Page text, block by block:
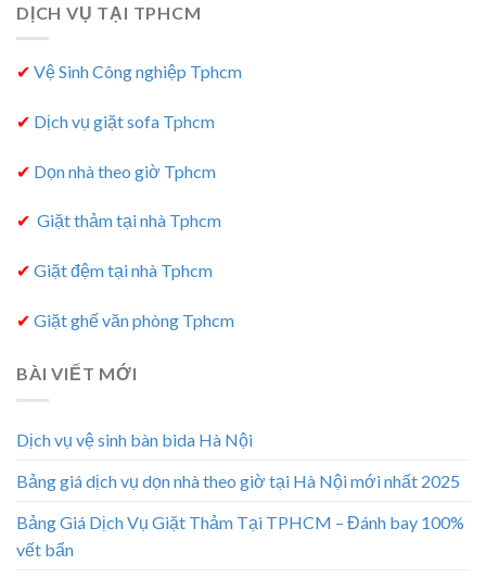
DỊCH VỤ TẠI TPHCM
✔ Vệ Sinh Công nghiệp Tphcm
✔ Dịch vụ giặt sofa Tphcm
✔ Dọn nhà theo giờ Tphcm
✔ Giặt thảm tại nhà Tphcm
✔ Giặt đệm tại nhà Tphcm
✔ Giặt ghế văn phòng Tphcm
BÀI VIẾT MỚI
Dịch vụ vệ sinh bàn bida Hà Nội
Bảng giá dịch vụ dọn nhà theo giờ tại Hà Nội mới nhất 2025
Bảng Giá Dịch Vụ Giặt Thảm Tại TPHCM – Đánh bay 100%
vết bẩn